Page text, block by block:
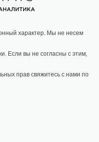
65.8 КГ
характер. Мы не несем
Если вы не согласны с этим,
прав свяжитесь с нами по